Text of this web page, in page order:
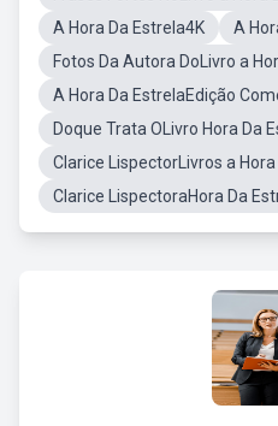
A Hora Da Estrela4K
A
Fotos Da Autora DoLivro a
A Hora Da EstrelaEdição
Doque Trata OLivro Hora Da
Clarice LispectorLivros a
Clarice LispectoraHora Da